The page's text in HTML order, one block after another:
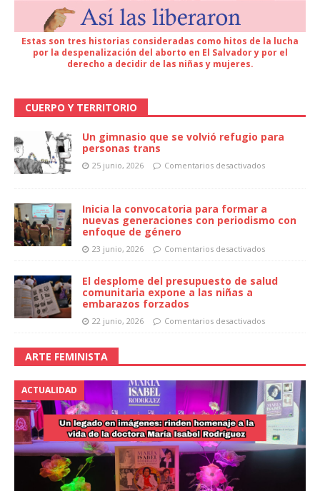
Estas son tres historias consideradas como hitos de la lucha
por la despenalización del aborto en El Salvador y por el
derecho a decidir de las niñas y mujeres.
CUERPO Y TERRITORIO
Un gimnasio que se volvió refugio para
personas trans
25 junio, 2026 Comentarios desactivados
Inicia la convocatoria para formar a
nuevas generaciones con periodismo con
enfoque de género
23 junio, 2026 Comentarios desactivados
El desplome del presupuesto de salud
comunitaria expone a las niñas a
embarazos forzados
22 junio, 2026 Comentarios desactivados
ARTE FEMINISTA
ACTUALIDAD